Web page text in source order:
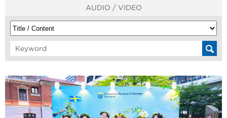
AUDIO / VIDEO